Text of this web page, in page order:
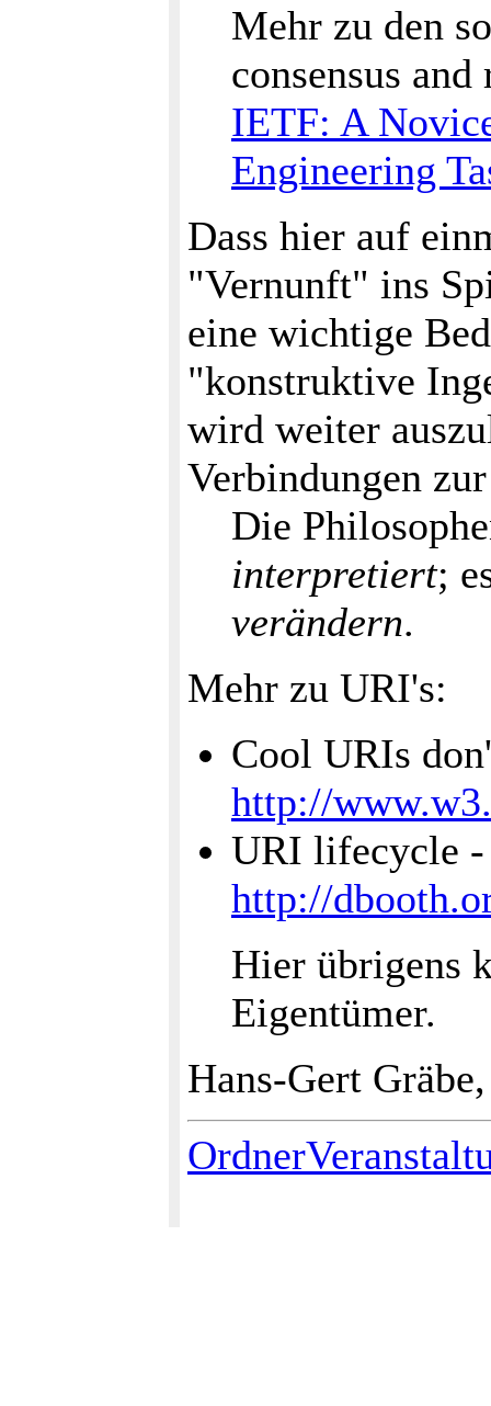
Mehr zu den
consensus
IETF: A
Engineering
Dass hier auf
"Vernunft" ins
eine wichtige
"konstruktive
wird weiter
Verbindungen
Die
interpretiert;
verändern.
Mehr zu URI's:
Cool URIs
http://
URI lifecycle
http://
Hier übrigens
Eigentümer.
Hans-Gert